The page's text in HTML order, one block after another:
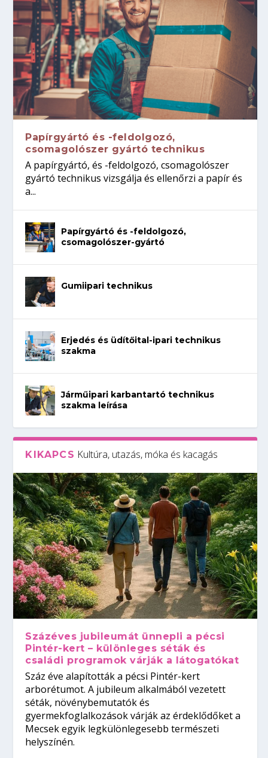
Papírgyártó és -feldolgozó,
csomagolószer gyártó technikus
A papírgyártó, és -feldolgozó, csomagolószer
gyártó technikus vizsgálja és ellenőrzi a papír és
a...
Papírgyártó és -feldolgozó,
csomagolószer-gyártó
Gumiipari technikus
Erjedés és üdítőital-ipari technikus
szakma
Járműipari karbantartó technikus
szakma leírása
KIKAPCS Kultúra, utazás, móka és kacagás
Százéves jubileumát ünnepli a pécsi
Pintér-kert – különleges séták és
családi programok várják a látogatókat
Száz éve alapították a pécsi Pintér-kert
arborétumot. A jubileum alkalmából vezetett
séták, növénybemutatók és
gyermekfoglalkozások várják az érdeklődőket a
Mecsek egyik legkülönlegesebb természeti
helyszínén.